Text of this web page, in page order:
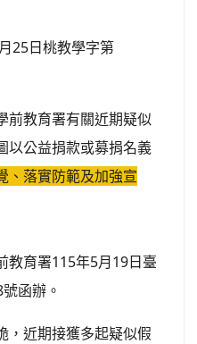
25日桃教學字第
前教育署有關近期疑似
以公益捐款或募捐名義
、落實防範及加強宣
教育署115年5月19日臺
函辦。
，近期接獲多起疑似假